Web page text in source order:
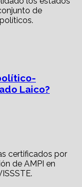
Laico?